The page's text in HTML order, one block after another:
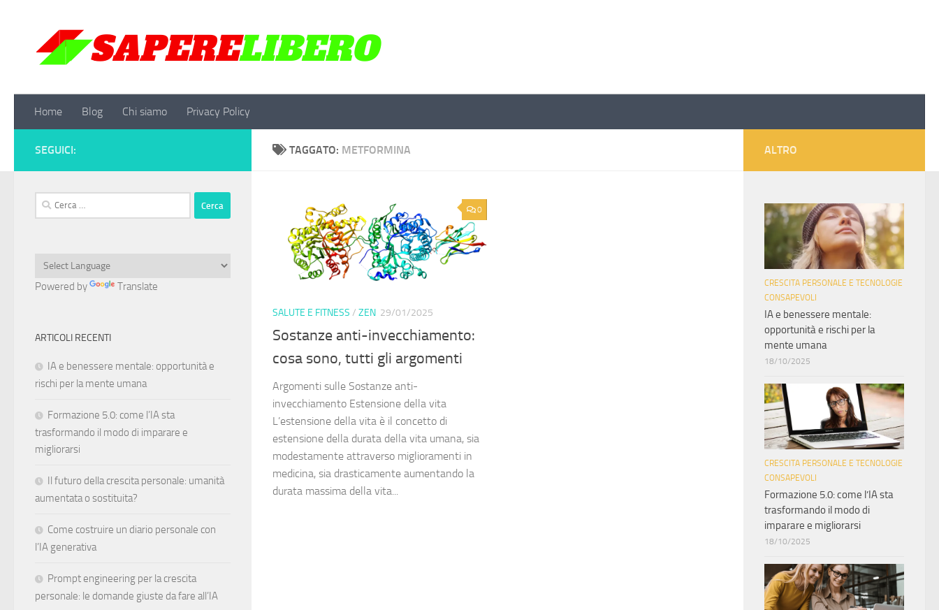
Home Blog Chi siamo Privacy Policy
TAGGATO: METFORMINA
0
SALUTE E FITNESS / ZEN 29/01/2025
Sostanze anti-invecchiamento:
cosa sono, tutti gli argomenti
Argomenti sulle Sostanze anti-
invecchiamento Estensione della vita
L’estensione della vita è il concetto di
estensione della durata della vita umana, sia
modestamente attraverso miglioramenti in
medicina, sia drasticamente aumentando la
durata massima della vita...
SEGUICI:
Ricerca
per:
Powered by Translate
ARTICOLI RECENTI
IA e benessere mentale: opportunità e
rischi per la mente umana
Formazione 5.0: come l’IA sta
trasformando il modo di imparare e
migliorarsi
Il futuro della crescita personale: umanità
aumentata o sostituita?
Come costruire un diario personale con
l’IA generativa
Prompt engineering per la crescita
personale: le domande giuste da fare all’IA
ALTRO
CRESCITA PERSONALE E TECNOLOGIE
CONSAPEVOLI
IA e benessere mentale:
opportunità e rischi per la
mente umana
18/10/2025
CRESCITA PERSONALE E TECNOLOGIE
CONSAPEVOLI
Formazione 5.0: come l’IA sta
trasformando il modo di
imparare e migliorarsi
18/10/2025